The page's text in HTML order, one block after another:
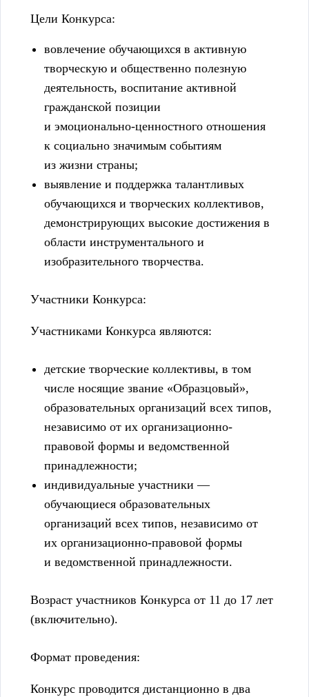
Цели Конкурса:
вовлечение обучающихся в активную
творческую и общественно полезную
деятельность, воспитание активной
гражданской позиции
и эмоционально-ценностного отношения
к социально значимым событиям
из жизни страны;
выявление и поддержка талантливых
обучающихся и творческих коллективов,
демонстрирующих высокие достижения в
области инструментального и
изобразительного творчества.
Участники Конкурса:
Участниками Конкурса являются:
детские творческие коллективы, в том
числе носящие звание «Образцовый»,
образовательных организаций всех типов,
независимо от их организационно-
правовой формы и ведомственной
принадлежности;
индивидуальные участники —
обучающиеся образовательных
организаций всех типов, независимо от
их организационно-правовой формы
и ведомственной принадлежности.
Возраст участников Конкурса от 11 до 17 лет
(включительно).
Формат проведения:
Конкурс проводится дистанционно в два